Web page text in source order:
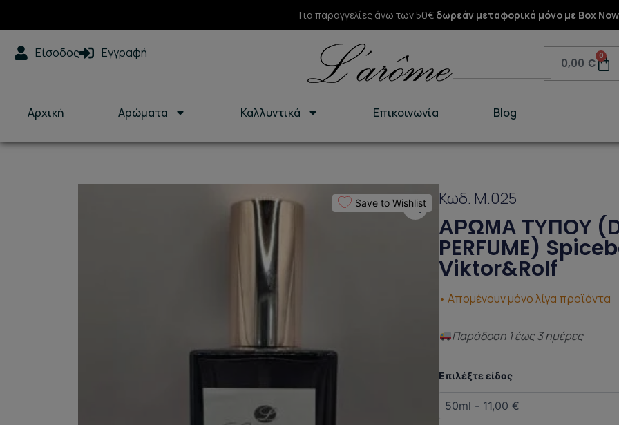
στο
περιεχόμενο
Για παραγγελίες άνω των 50€ δωρεάν μεταφορικά μόνο με Box Now
Αρχική Αρώματα Καλλυντικά Επικοινωνία Blog
Είσοδος Εγγραφή
0,00 €
0
Κωδ. M.025
ΑΡΩΜΑ ΤΥΠΟΥ
PERFUME)
Viktor&Rolf
• Απομένουν μόνο λίγα προϊόντα
Παράδoση 1 έως 3 ημέρες
Επιλέξτε είδος
ΑΡΩΜΑ
ΤΥΠΟΥ
PERFUME)
Save to Wishlist